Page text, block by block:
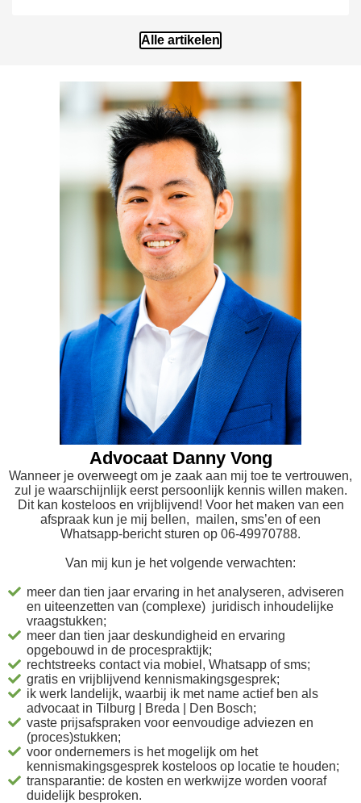
Alle artikelen
Advocaat Danny Vong
Wanneer je overweegt om je zaak aan mij toe te vertrouwen,
zul je waarschijnlijk eerst persoonlijk kennis willen maken.
Dit kan kosteloos en vrijblijvend! Voor het maken van een
afspraak kun je mij bellen, mailen, sms’en of een
Whatsapp-bericht sturen op 06-49970788.
Van mij kun je het volgende verwachten:
meer dan tien jaar ervaring in het analyseren, adviseren
en uiteenzetten van (complexe) juridisch inhoudelijke
vraagstukken;
meer dan tien jaar deskundigheid en ervaring
opgebouwd in de procespraktijk;
rechtstreeks contact via mobiel, Whatsapp of sms;
gratis en vrijblijvend kennismakingsgesprek;
ik werk landelijk, waarbij ik met name actief ben als
advocaat in Tilburg | Breda | Den Bosch;
vaste prijsafspraken voor eenvoudige adviezen en
(proces)stukken;
voor ondernemers is het mogelijk om het
kennismakingsgesprek kosteloos op locatie te houden;
transparantie: de kosten en werkwijze worden vooraf
duidelijk besproken.